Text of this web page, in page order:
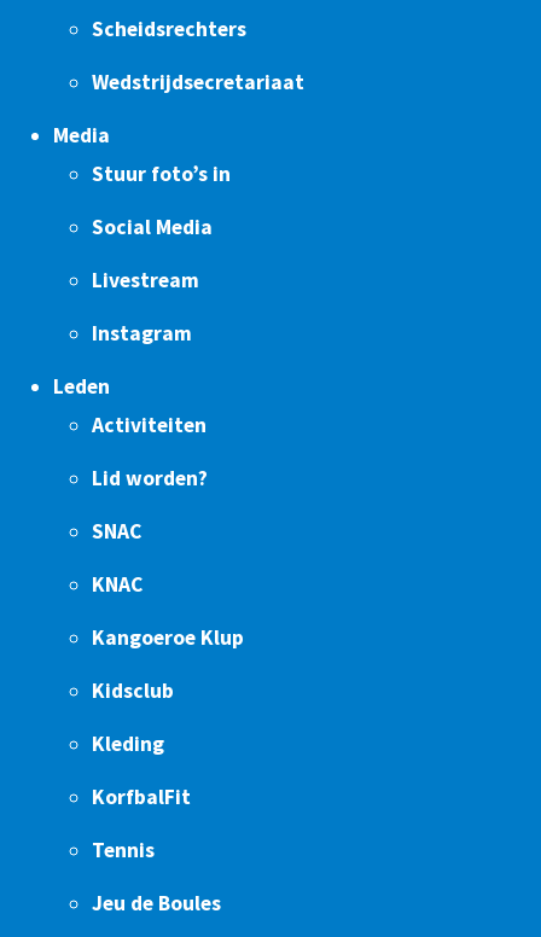
Scheidsrechters
Wedstrijdsecretariaat
Media
Stuur foto’s in
Social Media
Livestream
Instagram
Leden
Activiteiten
Lid worden?
SNAC
KNAC
Kangoeroe Klup
Kidsclub
Kleding
KorfbalFit
Tennis
Jeu de Boules